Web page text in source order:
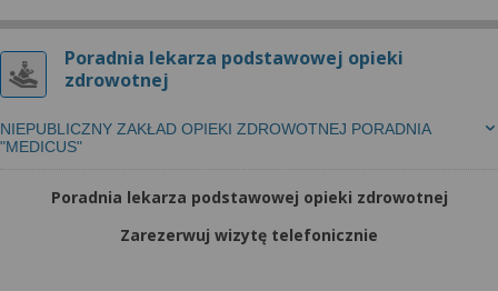
Poradnia lekarza podstawowej opieki
zdrowotnej
NIEPUBLICZNY ZAKŁAD OPIEKI ZDROWOTNEJ PORADNIA
"MEDICUS"
Poradnia lekarza podstawowej opieki zdrowotnej
Zarezerwuj wizytę telefonicznie